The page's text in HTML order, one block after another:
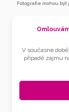
Fotografie mohou
V současné
případě zájmu